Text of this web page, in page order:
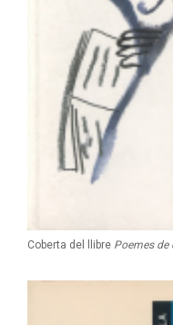
Coberta del llibre Poemes de